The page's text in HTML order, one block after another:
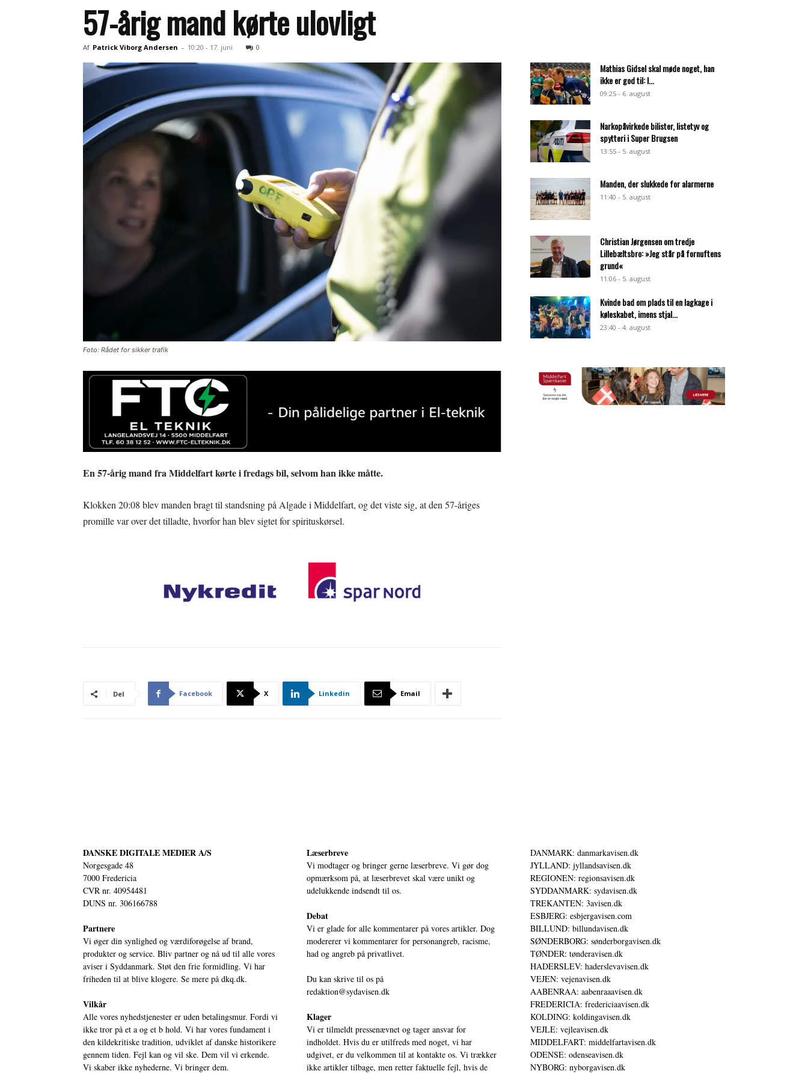
57-årig mand kørte ulovligt
Af Patrick Viborg Andersen - 10:20 - 17. juni 0
Foto: Rådet for sikker trafik
En 57-årig mand fra Middelfart kørte i fredags bil, selvom han ikke måtte.
Klokken 20:08 blev manden bragt til standsning på Algade i Middelfart, og det viste sig, at den 57-åriges
promille var over det tilladte, hvorfor han blev sigtet for spirituskørsel.
Del Facebook X Linkedin Email
Mathias Gidsel skal møde noget, han
ikke er god til: I...
09:25 - 6. august
Narkopåvirkede bilister, listetyv og
spytteri i Super Brugsen
13:55 - 5. august
Manden, der slukkede for alarmerne
11:40 - 5. august
Christian Jørgensen om tredje
Lillebæltsbro: »Jeg står på fornuftens
grund«
11:06 - 5. august
Kvinde bad om plads til en lagkage i
køleskabet, imens stjal...
23:40 - 4. august
DANSKE DIGITALE MEDIER A/S
Norgesgade 48
7000 Fredericia
CVR nr. 40954481
DUNS nr. 306166788
Partnere
Vi øger din synlighed og værdiforøgelse af brand,
produkter og service. Bliv partner og nå ud til alle vores
aviser i Syddanmark. Støt den frie formidling. Vi har
friheden til at blive klogere. Se mere på dkq.dk.
Vilkår
Alle vores nyhedstjenester er uden betalingsmur. Fordi vi
ikke tror på et a og et b hold. Vi har vores fundament i
den kildekritiske tradition, udviklet af danske historikere
gennem tiden. Fejl kan og vil ske. Dem vil vi erkende.
Vi skaber ikke nyhederne. Vi bringer dem.
Læserbreve
Vi modtager og bringer gerne læserbreve. Vi gør dog
opmærksom på, at læserbrevet skal være unikt og
udelukkende indsendt til os.
Debat
Vi er glade for alle kommentarer på vores artikler. Dog
modererer vi kommentarer for personangreb, racisme,
had og angreb på privatlivet.
Du kan skrive til os på
redaktion@sydavisen.dk
Klager
Vi er tilmeldt pressenævnet og tager ansvar for
indholdet. Hvis du er utilfreds med noget, vi har
udgivet, er du velkommen til at kontakte os. Vi trækker
ikke artikler tilbage, men retter faktuelle fejl, hvis de
DANMARK: danmarkavisen.dk
JYLLAND: jyllandsavisen.dk
REGIONEN: regionsavisen.dk
SYDDANMARK: sydavisen.dk
TREKANTEN: 3avisen.dk
ESBJERG: esbjergavisen.com
BILLUND: billundavisen.dk
SØNDERBORG: sønderborgavisen.dk
TØNDER: tønderavisen.dk
HADERSLEV: haderslevavisen.dk
VEJEN: vejenavisen.dk
AABENRAA: aabenraaavisen.dk
FREDERICIA: fredericiaavisen.dk
KOLDING: koldingavisen.dk
VEJLE: vejleavisen.dk
MIDDELFART: middelfartavisen.dk
ODENSE: odenseavisen.dk
NYBORG: nyborgavisen.dk